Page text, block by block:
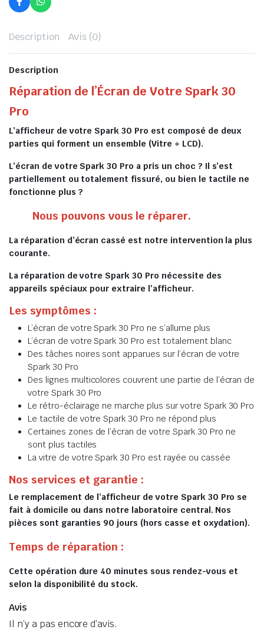
Description Avis (0)
Description
Réparation de l’Écran de Votre Spark 30
Pro
L’afficheur de votre Spark 30 Pro est composé de deux
parties qui forment un ensemble (Vitre + LCD).
L’écran de votre Spark 30 Pro a pris un choc ? Il s’est
partiellement ou totalement fissuré, ou bien le tactile ne
fonctionne plus ?
Nous pouvons vous le réparer.
La réparation d’écran cassé est notre intervention la plus
courante.
La réparation de votre Spark 30 Pro nécessite des
appareils spéciaux pour extraire l’afficheur.
Les symptômes :
L’écran de votre Spark 30 Pro ne s’allume plus
L’écran de votre Spark 30 Pro est totalement blanc
Des tâches noires sont apparues sur l’écran de votre
Spark 30 Pro
Des lignes multicolores couvrent une partie de l’écran de
votre Spark 30 Pro
Le rétro-éclairage ne marche plus sur votre Spark 30 Pro
Le tactile de votre Spark 30 Pro ne répond plus
Certaines zones de l’écran de votre Spark 30 Pro ne
sont plus tactiles
La vitre de votre Spark 30 Pro est rayée ou cassée
Nos services et garantie :
Le remplacement de l’afficheur de votre Spark 30 Pro se
fait à domicile ou dans notre laboratoire central. Nos
pièces sont garanties 90 jours (hors casse et oxydation).
Temps de réparation :
Cette opération dure 40 minutes sous rendez-vous et
selon la disponibilité du stock.
Avis
Il n’y a pas encore d’avis.